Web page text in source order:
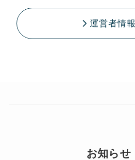
運営者情報
お知らせ